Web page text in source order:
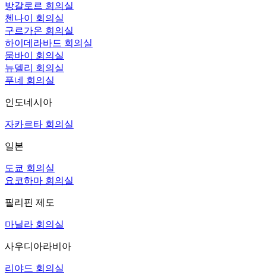
방갈로르 회의실
첸나이 회의실
구르가온 회의실
하이데라바드 회의실
뭄바이 회의실
뉴델리 회의실
푸네 회의실
인도네시아
자카르타 회의실
일본
도쿄 회의실
요코하마 회의실
필리핀 제도
마닐라 회의실
사우디아라비아
리야드 회의실